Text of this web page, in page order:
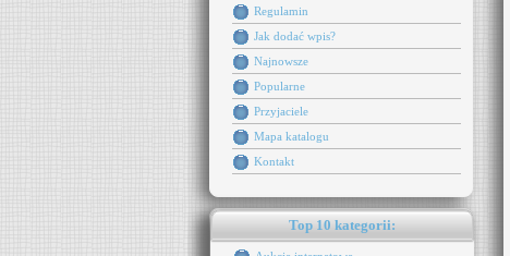
Regulamin
Jak dodać wpis?
Najnowsze
Popularne
Przyjaciele
Mapa katalogu
Kontakt
Top 10 kategorii: